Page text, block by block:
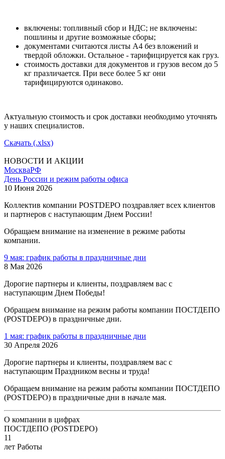
включены: топливный сбор и НДС; не включены:
пошлины и другие возможные сборы;
документами считаются листы А4 без вложений и
твердой обложки. Остальное - тарифицируется как груз.
стоимость доставки для документов и грузов весом до 5
кг празличается. При весе более 5 кг они
тарифицируются одинаково.
Актуальную стоимость и срок доставки необходимо уточнять
у наших специалистов.
Скачать (.xlsx)
НОВОСТИ И АКЦИИ
МоскваРФ
День России и режим работы офиса
10 Июня 2026
Коллектив компании POSTDEPO поздравляет всех клиентов
и партнеров с наступающим Днем России!
Обращаем внимание на изменение в режиме работы
компании.
9 мая: график работы в праздничные дни
8 Мая 2026
Дорогие партнеры и клиенты, поздравляем вас с
наступающим Днем Победы!
Обращаем внимание на режим работы компании ПОСТДЕПО
(POSTDEPO) в праздничные дни.
1 мая: график работы в праздничные дни
30 Апреля 2026
Дорогие партнеры и клиенты, поздравляем вас с
наступающим Праздником весны и труда!
Обращаем внимание на режим работы компании ПОСТДЕПО
(POSTDEPO) в праздничные дни в начале мая.
О компании в цифрах
ПОСТДЕПО (POSTDEPO)
11
лет Работы